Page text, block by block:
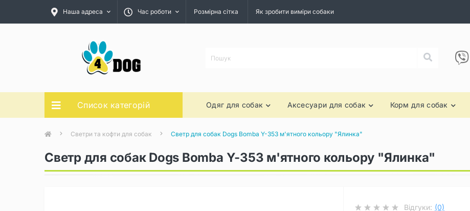
Наша адреса Час роботи Розмірна сітка Як зробити виміри собаки
Список категорій Одяг для собак Аксесуари для собак Корм для собак
Светри та кофти для собак Светр для собак Dogs Bomba Y-353 м'ятного кольору "Ялинка"
Светр для собак Dogs Bomba Y-353 м'ятного кольору "Ялинка"
Відгуки: (0)